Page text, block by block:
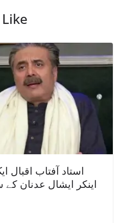
استاد آفتاب اقبال
اینکر ایشال عدنان